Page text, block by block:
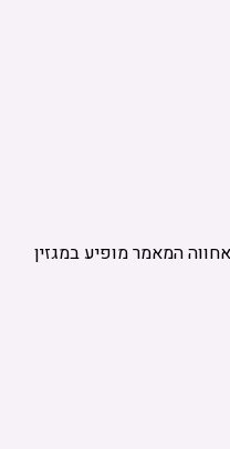
המאמר מופיע במגזין